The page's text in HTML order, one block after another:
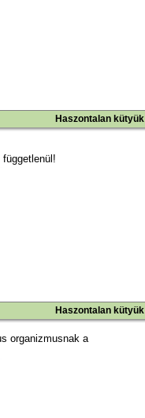
Haszontalan kütyük
Haszontalan kütyük
organizmusnak a